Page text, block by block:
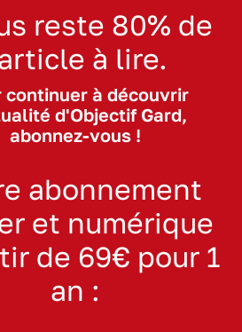
reste 80% de
à lire.
continuer à découvrir
d'Objectif Gard,
abonnez-vous !
abonnement
et numérique
de 69€ pour 1
an :